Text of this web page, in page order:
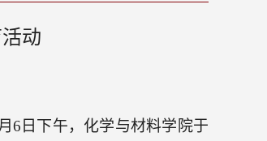
动
6日下午，化学与材料学院于